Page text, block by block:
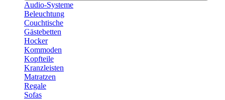
Audio-Systeme
Beleuchtung
Couchtische
Gästebetten
Hocker
Kommoden
Kopfteile
Kranzleisten
Matratzen
Regale
Sofas